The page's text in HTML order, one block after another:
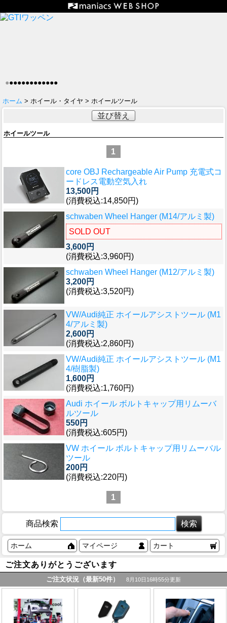
●●●●●●●●●●●●●
ホーム > ホイール・タイヤ > ホイールツール
並び替え
ホイールツール
1
core OBJ Rechargeable Air Pump 充電式コ
ードレス電動空気入れ
13,500円
(消費税込:14,850円)
schwaben Wheel Hanger (M14/アルミ製)
SOLD OUT
3,600円
(消費税込:3,960円)
schwaben Wheel Hanger (M12/アルミ製)
3,200円
(消費税込:3,520円)
VW/Audi純正 ホイールアシストツール (M1
4/アルミ製)
2,600円
(消費税込:2,860円)
VW/Audi純正 ホイールアシストツール (M1
4/樹脂製)
1,600円
(消費税込:1,760円)
Audi ホイール ボルトキャップ用リムーバ
ルツール
550円
(消費税込:605円)
VW ホイール ボルトキャップ用リムーバル
ツール
200円
(消費税込:220円)
1
商品検索
ホーム マイページ カート
ご注文ありがとうございます